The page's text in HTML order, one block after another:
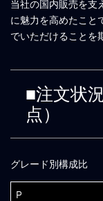
当社の国内販売を支
に魅力を高めたこと
でいただけることを
■注文状
点）
グレード別構成比
P